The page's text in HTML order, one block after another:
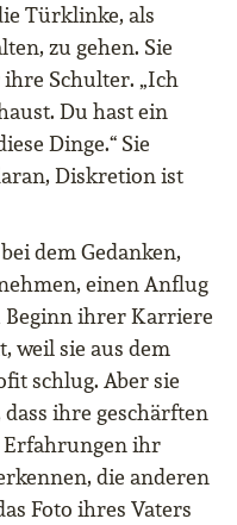
Türklinke, als
zu gehen. Sie
Schulter. „Ich
Du hast ein
Dinge.“ Sie
Diskretion ist
dem Gedanken,
einen Anflug
Beginn ihrer Karriere
weil sie aus dem
schlug. Aber sie
ihre geschärften
Erfahrungen ihr
die anderen
Foto ihres Vaters